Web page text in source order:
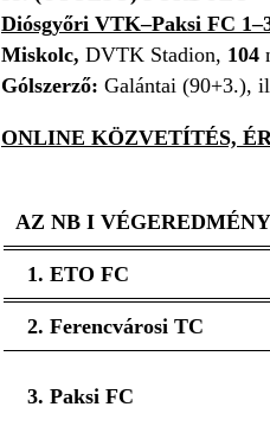
Diósgyőri VTK–Paksi FC
Miskolc, DVTK Stadion, 104
Gólszerző: Galántai (90+3.),
ONLINE KÖZVETÍTÉS,
AZ NB I
1. ETO FC
2. Ferencvárosi TC
3. Paksi FC